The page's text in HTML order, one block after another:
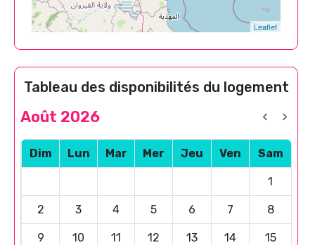
Leaflet
Tableau des disponibilités du logement
Août 2026
Dim Lun Mar Mer Jeu Ven Sam
1
2 3 4 5 6 7 8
9 10 11 12 13 14 15